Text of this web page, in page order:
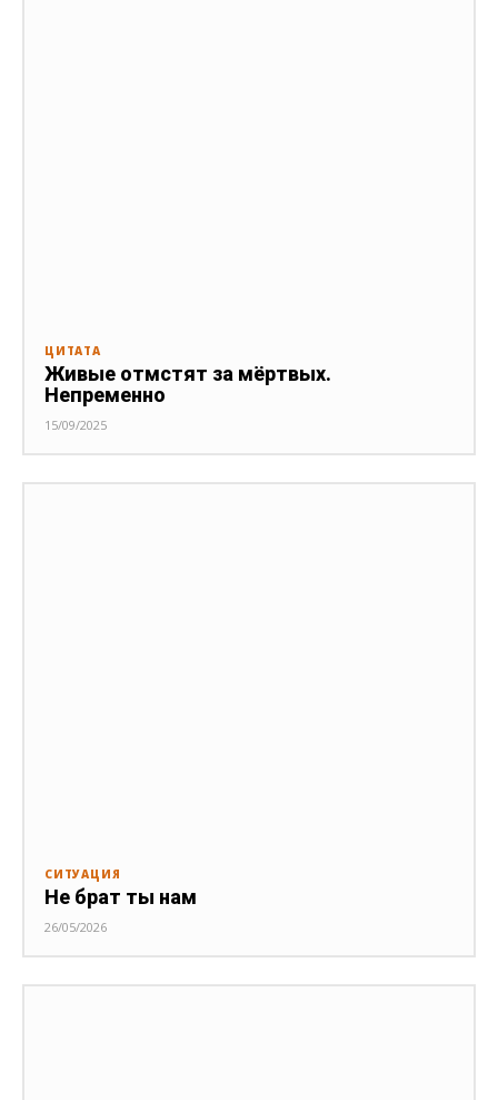
ЦИТАТА
Живые отмстят за мёртвых.
Непременно
15/09/2025
СИТУАЦИЯ
Не брат ты нам
26/05/2026